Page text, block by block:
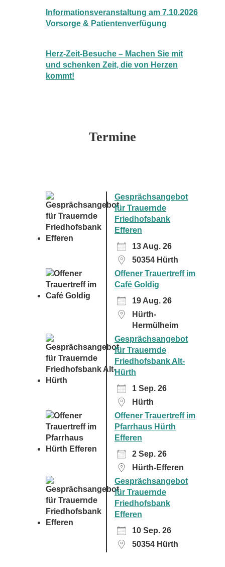
Informationsveranstaltung am 7.10.2026
Vorsorge & Patientenverfügung
Herz-Zeit-Besuche – Machen Sie mit
und schenken Zeit, die von Herzen
kommt!
Termine
Gesprächsangebot
für Trauernde
Friedhofsbank
Efferen
13 Aug. 26
50354 Hürth
Offener Trauertreff im
Café Goldig
19 Aug. 26
Hürth-
Hermülheim
Gesprächsangebot
für Trauernde
Friedhofsbank Alt-
Hürth
1 Sep. 26
Hürth
Offener Trauertreff im
Pfarrhaus Hürth
Efferen
2 Sep. 26
Hürth-Efferen
Gesprächsangebot
für Trauernde
Friedhofsbank
Efferen
10 Sep. 26
50354 Hürth